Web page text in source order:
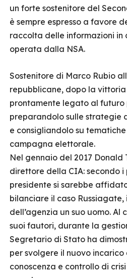
un forte sostenitore del
è sempre espresso a favore
raccolta delle informazioni
operata dalla NSA.
Sostenitore di Marco Rubio
repubblicane, dopo la vittoria
prontamente legato al futuro
preparandolo sulle strategie
e consigliandolo su
campagna elettorale.
Nel gennaio del 2017 Donald
direttore della CIA: secondo i
presidente si sarebbe
bilanciare il caso
dell’agenzia un suo uomo. Al
suoi fautori, durante la
Segretario di Stato ha
per svolgere il nuovo
conoscenza e controllo di